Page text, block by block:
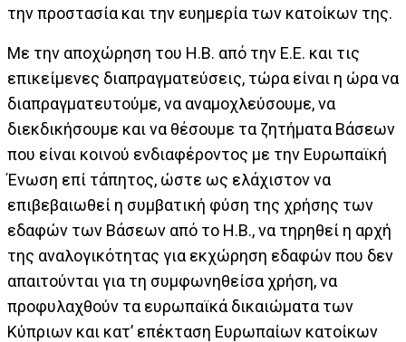
την προστασία και την ευημερία των κατοίκων της.
Με την αποχώρηση του Η.Β. από την Ε.Ε. και τις
επικείμενες διαπραγματεύσεις, τώρα είναι η ώρα να
διαπραγματευτούμε, να αναμοχλεύσουμε, να
διεκδικήσουμε και να θέσουμε τα ζητήματα Βάσεων
που είναι κοινού ενδιαφέροντος με την Ευρωπαϊκή
Ένωση επί τάπητος, ώστε ως ελάχιστον να
επιβεβαιωθεί η συμβατική φύση της χρήσης των
εδαφών των Βάσεων από το Η.Β., να τηρηθεί η αρχή
της αναλογικότητας για εκχώρηση εδαφών που δεν
απαιτούνται για τη συμφωνηθείσα χρήση, να
προφυλαχθούν τα ευρωπαϊκά δικαιώματα των
Κύπριων και κατ’ επέκταση Ευρωπαίων κατοίκων